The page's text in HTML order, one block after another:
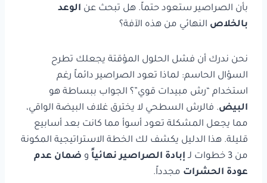
بأن الصراصير ستعود حتماً. هل تبحث عن الوعد
بالخلاص النهائي من هذه الآفة؟
نحن ندرك أن فشل الحلول المؤقتة يجعلك تطرح
السؤال الحاسم: لماذا تعود الصراصير دائماً رغم
استخدام “رش مبيدات قوي”؟ الجواب ببساطة هو
البيض. فالرش السطحي لا يخترق غلاف البيضة الواقي،
مما يجعل المشكلة تعود أسوأ مما كانت بعد أسابيع
قليلة. هذا الدليل يكشف لك الخطة الاستراتيجية المكونة
من 3 خطوات لـ
إبادة الصراصير نهائياً و ضمان عدم
عودة الحشرات مجدداً.